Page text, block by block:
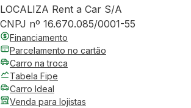
LOCALIZA Rent a Car S/A
CNPJ nº 16.670.085/0001-55
Financiamento
Parcelamento no cartão
Carro na troca
Tabela Fipe
Carro Ideal
Venda para lojistas